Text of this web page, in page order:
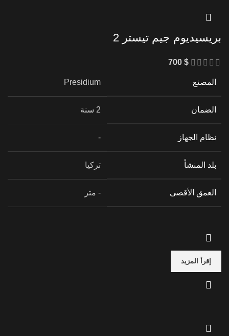
بريسيديوم جيم تيستر 2
700 $
المصنع Presidium
الضمان 2 سنة
نظام الجهاز -
بلد المنشأ تركيا
العمق الأقصى - متر
إقرأ المزيد